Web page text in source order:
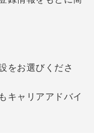
をお選びくださ
キャリアアドバイ